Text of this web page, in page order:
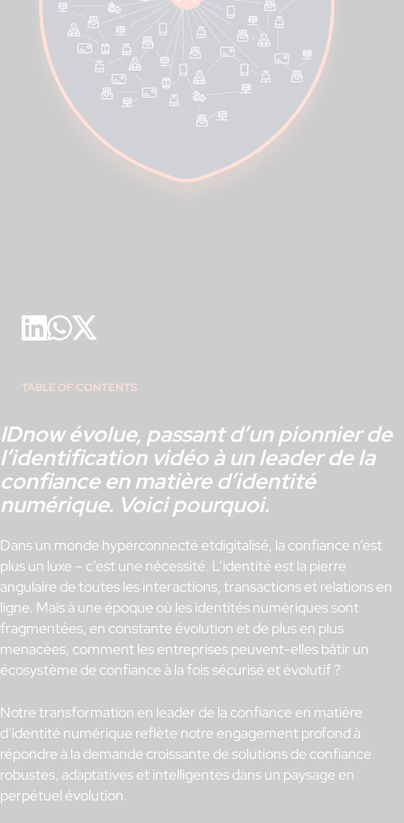
TABLE OF CONTENTS
IDnow évolue, passant d’un pionnier de
l’identification vidéo à un leader de la
confiance en matière d’identité
numérique. Voici pourquoi.
Dans un monde hyperconnecté etdigitalisé, la confiance n’est
plus un luxe – c’est une nécessité. L’identité est la pierre
angulaire de toutes les interactions, transactions et relations en
ligne. Mais à une époque où les identités numériques sont
fragmentées, en constante évolution et de plus en plus
menacées, comment les entreprises peuvent-elles bâtir un
écosystème de confiance à la fois sécurisé et évolutif ?
Notre transformation en leader de la confiance en matière
d’identité numérique reflète notre engagement profond à
répondre à la demande croissante de solutions de confiance
robustes, adaptatives et intelligentes dans un paysage en
perpétuel évolution.